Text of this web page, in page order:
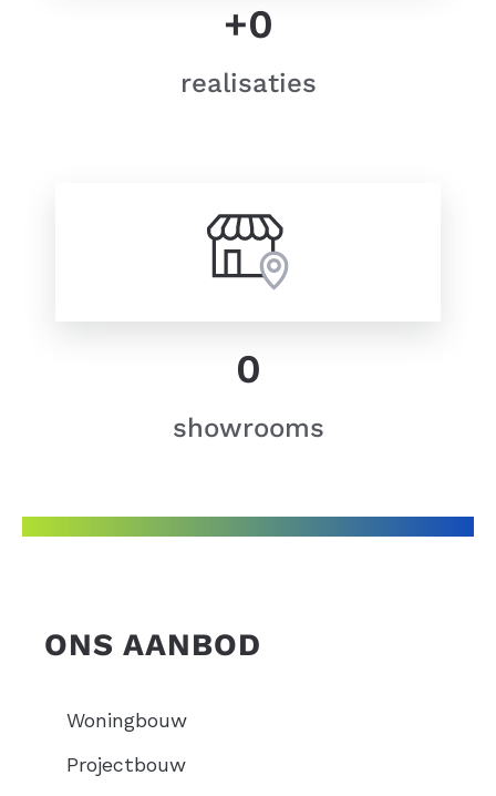
realisaties
+0
showrooms
0
ONS AANBOD
Woningbouw
Projectbouw